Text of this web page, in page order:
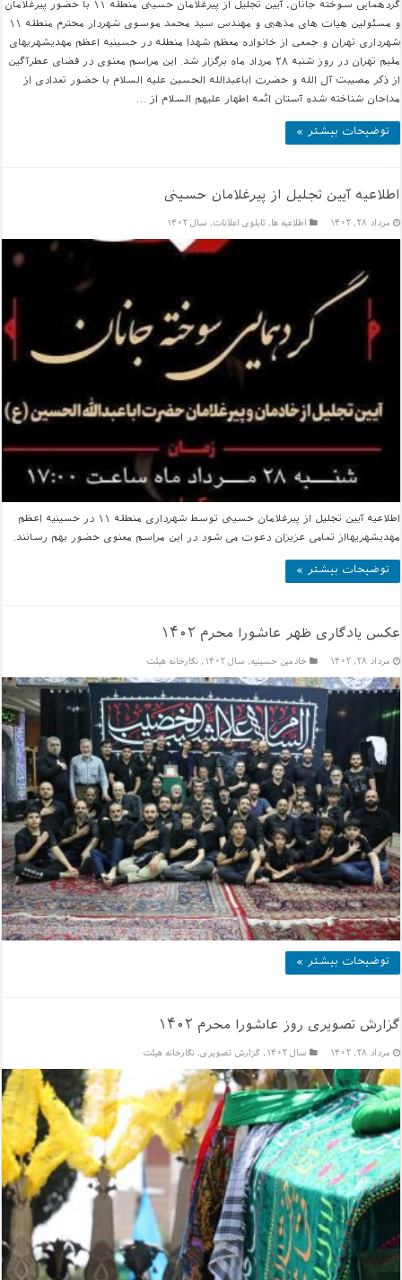
گردهمایی سوخته جانان، آیین تجلیل از پیرغلامان حسینی منطقه ۱۱ با حضور پیرغلامان
و مسئولین هیات های مذهبی و مهندس سید محمد موسوی شهردار محترم منطقه ۱۱
شهرداری تهران و جمعی از خانواده معظم شهدا منطقه در حسینیه اعظم مهدیشهریهای
مقیم تهران در روز شنبه ۲۸ مرداد ماه برگزار شد. این مراسم معنوی در فضای عطرآگین
از ذکر مصیبت آل الله و حضرت اباعبدالله الحسین علیه السلام با حضور تعدادی از
مداحان شناخته شده آستان ائمه اطهار علیهم السلام از …
توضیحات بیشتر »
اطلاعیه آیین تجلیل از پیرغلامان حسینی
مرداد ۲۸, ۱۴۰۲ اطلاعیه ها,تابلوی اعلانات, سال ۱۴۰۲
اطلاعیه آیین تجلیل از پیرغلامان حسینی توسط شهرداری منطقه ۱۱ در حسینیه اعظم
مهدیشهریهااز تمامی عزیزان دعوت می شود در این مراسم معنوی حضور بهم رسانند.
توضیحات بیشتر »
عکس یادگاری ظهر عاشورا محرم ۱۴۰۲
مرداد ۲۸, ۱۴۰۲ خادمين حسينيه, سال ۱۴۰۲ ,نگارخانه هیئت
توضیحات بیشتر »
گزارش تصویری روز عاشورا محرم ۱۴۰۲
مرداد ۲۸, ۱۴۰۲ سال ۱۴۰۲ , گزارش تصویری,نگارخانه هیئت